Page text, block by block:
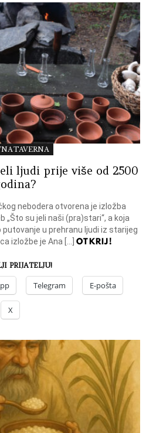
TAVERNA
ljudi prije više od 2500
nebodera otvorena je izložba
„Što su jeli naši (pra)stari“, a koja
u prehranu ljudi iz starijeg
izložbe je Ana […] OTKRIJ!
PRIJATELJU!
Telegram E-pošta
X